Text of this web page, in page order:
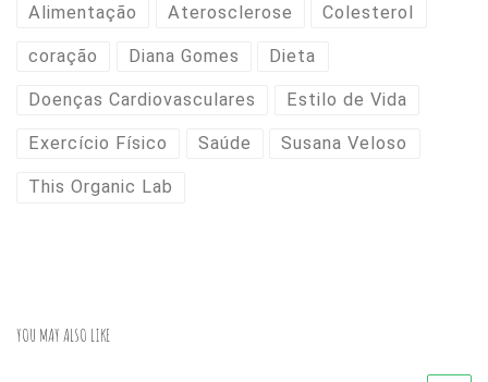
Alimentação Aterosclerose Colesterol
coração Diana Gomes Dieta
Doenças Cardiovasculares Estilo de Vida
Exercício Físico Saúde Susana Veloso
This Organic Lab
YOU MAY ALSO LIKE